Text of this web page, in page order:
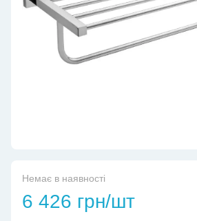
Немає в наявності
6 426 грн/шт